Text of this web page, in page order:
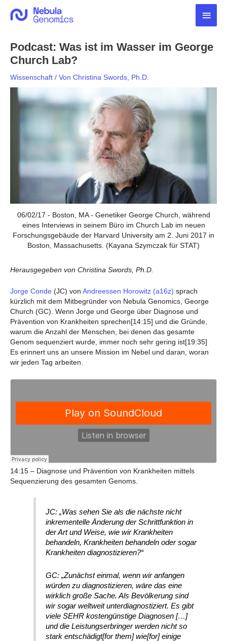
Inhalt
Podcast: Was ist im Wasser im George
Church Lab?
Wissenschaft / Von Christina Swords, Ph.D.
06/02/17 - Boston, MA - Genetiker George Church, während
eines Interviews in seinem Büro im Church Lab im neuen
Forschungsgebäude der Harvard University am 2. Juni 2017 in
Boston, Massachusetts. (Kayana Szymczak für STAT)
Herausgegeben von Christina Swords, Ph.D.
Jorge Conde (JC) von Andreessen Horowitz (a16z) sprach
kürzlich mit dem Mitbegründer von Nebula Genomics, George
Church (GC). Wenn Jorge und George über Diagnose und
Prävention von Krankheiten sprechen[14:15] und die Gründe,
warum die Anzahl der Menschen, bei denen das gesamte
Genom sequenziert wurde, immer noch sehr gering ist[19:35]
Es erinnert uns an unsere Mission im Nebel und daran, woran
wir jeden Tag arbeiten.
14:15 – Diagnose und Prävention von Krankheiten mittels
Sequenzierung des gesamten Genoms.
JC: „Was sehen Sie als die nächste nicht
inkrementelle Änderung der Schrittfunktion in
der Art und Weise, wie wir Krankheiten
behandeln, Krankheiten behandeln oder sogar
Krankheiten diagnostizieren?“
GC: „Zunächst einmal, wenn wir anfangen
würden zu diagnostizieren, wäre das eine
wirklich große Sache. Als Bevölkerung sind
wir sogar weltweit unterdiagnostiziert. Es gibt
viele SEHR kostengünstige Diagnosen […]
und die Leistungserbringer werden nicht so
stark entschädigt[for them] wie[for] einige